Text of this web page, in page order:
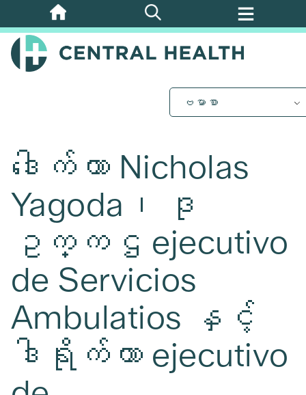
အဓိက
အကြောင်းအရာ
သို့
ဗမာစာ
ဒေါက်တာ Nicholas
Yagoda၊ ဒု
ဥက္ကဌ ejecutivo
de Servicios
Ambulatios နှင့်
ဒါရိုက်တာ ejecutivo